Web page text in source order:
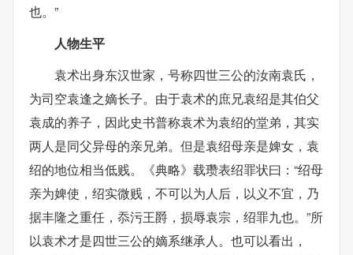
也。”
人物生平
袁术出身东汉世家，号称四世三公的汝南袁氏，
为司空袁逢之嫡长子。由于袁术的庶兄袁绍是其伯父
袁成的养子，因此史书普称袁术为袁绍的堂弟，其实
两人是同父异母的亲兄弟。但是袁绍母亲是婢女，袁
绍的地位相当低贱。《典略》载瓒表绍罪状曰：“绍母
亲为婢使，绍实微贱，不可以为人后，以义不宜，乃
据丰隆之重任，忝污王爵，损辱袁宗，绍罪九也。”所
以袁术才是四世三公的嫡系继承人。也可以看出，